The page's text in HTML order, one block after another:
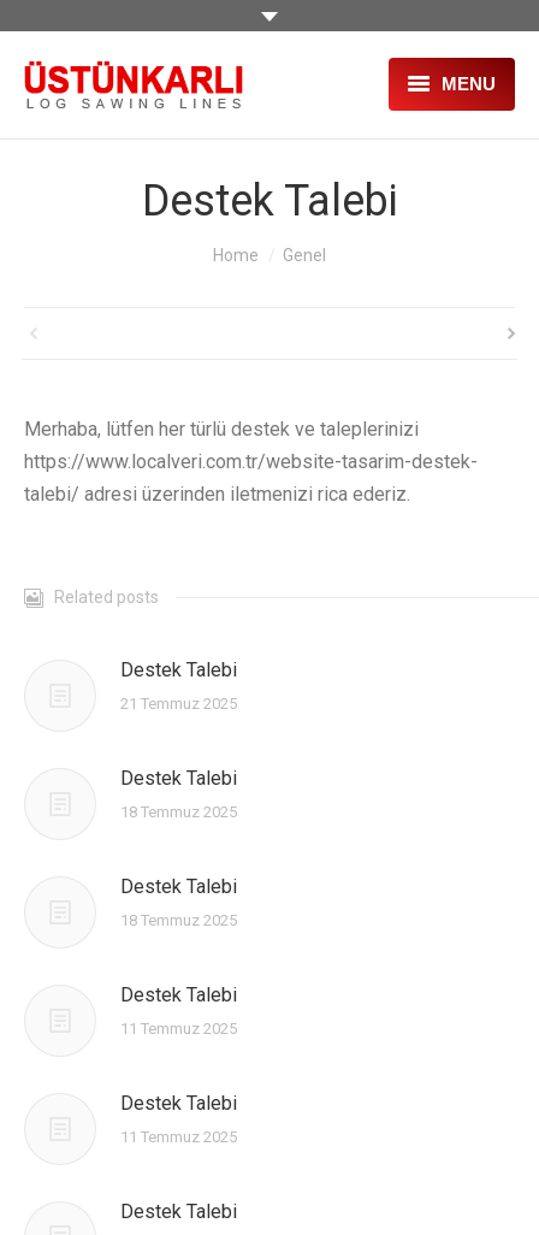
MENU
DESPRE NOI
PRODUSE
SECOND HAND
TÂRGURI
Destek Talebi
Home Genel
Merhaba, lütfen her türlü destek ve taleplerinizi
https://www.localveri.com.tr/website-tasarim-destek-
talebi/ adresi üzerinden iletmenizi rica ederiz.
Related posts
Destek Talebi
21 Temmuz 2025
Destek Talebi
18 Temmuz 2025
Destek Talebi
18 Temmuz 2025
Destek Talebi
11 Temmuz 2025
Destek Talebi
11 Temmuz 2025
Destek Talebi